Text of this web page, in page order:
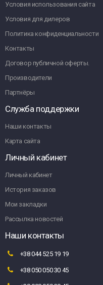
Условия использования сайта
Условия для дилеров
Политика конфиденциальности
Контакты
Договор публичной оферты.
Производители
Партнёры
Служба поддержки
Наши контакты
Карта сайта
Личный кабинет
Личный кабинет
История заказов
Мои закладки
Рассылка новостей
Наши контакты
+38 044 525 19 19
+38 050 050 30 45